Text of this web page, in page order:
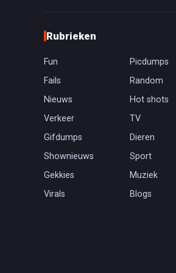
Rubrieken
Fun
Picdumps
Fails
Random
Nieuws
Hot shots
Verkeer
TV
Gifdumps
Dieren
Shownieuws
Sport
Gekkies
Muziek
Virals
Blogs